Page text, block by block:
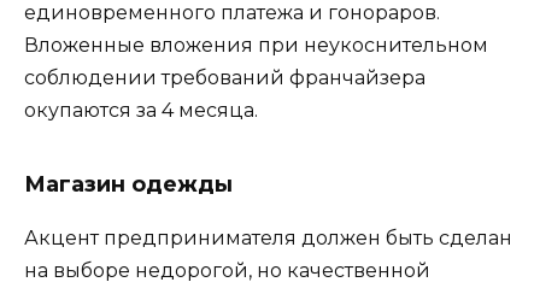
единовременного платежа и гонораров.
Вложенные вложения при неукоснительном
соблюдении требований франчайзера
окупаются за 4 месяца.
Магазин одежды
Акцент предпринимателя должен быть сделан
на выборе недорогой, но качественной